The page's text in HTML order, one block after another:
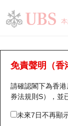
免責聲明（香
請確認閣下為香
券法規則S），並
未來7日不再顯
牛熊證分
表現 街貨統計
56313 瑞
瑞銀認股證一覽
新發行瑞銀認股證
即將到期認股證
街貨統計
比較
牛熊全景快搜
牛熊證搜尋
牛熊證街貨分佈圖
街貨統計
比較
十大升幅/跌幅
十大認股證成交分
十天股證佔大市成
正股分析儀
二十大活躍股份
恒指成份股
持股比重
顯示所有持股比重
每月輪證大市專題
輪證專欄
講座及教育短片